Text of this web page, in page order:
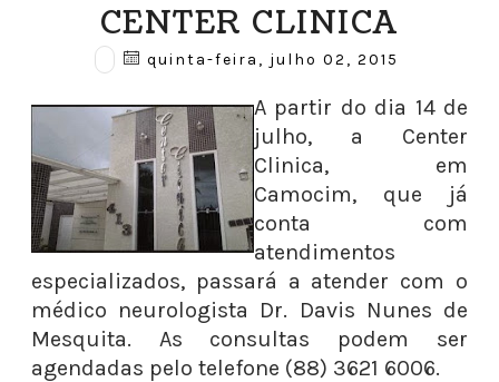
CENTER CLINICA
quinta-feira, julho 02, 2015
A partir do dia 14 de
julho, a Center
Clinica, em
Camocim, que já
conta com
atendimentos
especializados, passará a atender com o
médico neurologista Dr. Davis Nunes de
Mesquita. As consultas podem ser
agendadas pelo telefone (88) 3621 6006.